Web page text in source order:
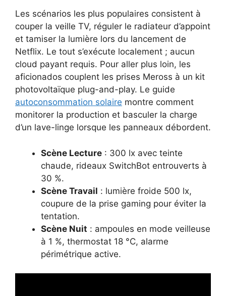
Les scénarios les plus populaires consistent à
couper la veille TV, réguler le radiateur d’appoint
et tamiser la lumière lors du lancement de
Netflix. Le tout s’exécute localement ; aucun
cloud payant requis. Pour aller plus loin, les
aficionados couplent les prises Meross à un kit
photovoltaïque plug-and-play. Le guide
autoconsommation solaire montre comment
monitorer la production et basculer la charge
d’un lave-linge lorsque les panneaux débordent.
Scène Lecture : 300 lx avec teinte
chaude, rideaux SwitchBot entrouverts à
30 %.
Scène Travail : lumière froide 500 lx,
coupure de la prise gaming pour éviter la
tentation.
Scène Nuit : ampoules en mode veilleuse
à 1 %, thermostat 18 °C, alarme
périmétrique active.